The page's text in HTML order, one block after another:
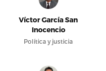
Víctor García San
Inocencio
Política y justicia